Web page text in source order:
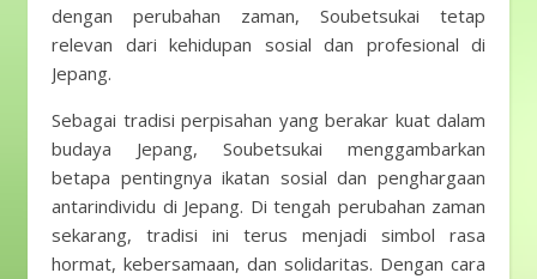
dengan perubahan zaman, Soubetsukai tetap
relevan dari kehidupan sosial dan profesional di
Jepang.
Sebagai tradisi perpisahan yang berakar kuat dalam
budaya Jepang, Soubetsukai menggambarkan
betapa pentingnya ikatan sosial dan penghargaan
antarindividu di Jepang. Di tengah perubahan zaman
sekarang, tradisi ini terus menjadi simbol rasa
hormat, kebersamaan, dan solidaritas. Dengan cara